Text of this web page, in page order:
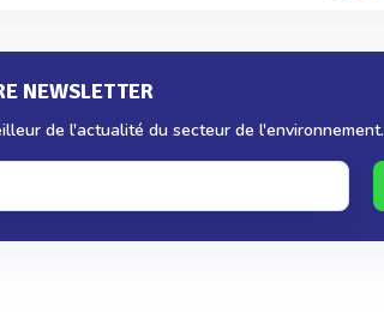
NEWSLETTER
de l'actualité du secteur de l'environnement.